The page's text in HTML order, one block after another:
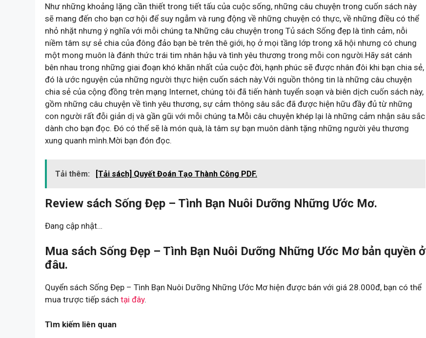
Như những khoảng lặng cần thiết trong tiết tấu của cuộc sống, những câu chuyện trong cuốn sách này
sẽ mang đến cho bạn cơ hội để suy ngẫm và rung động về những chuyện có thực, về những điều có thể
nhỏ nhặt nhưng ý nghĩa với mỗi chúng ta.Những câu chuyện trong Tủ sách Sống đẹp là tình cảm, nỗi
niềm tâm sự sẻ chia của đông đảo bạn bè trên thê giới, họ ở mọi tầng lớp trong xã hội nhưng có chung
một mong muôn là đánh thức trái tim nhân hậu và tình yêu thương trong mỗi con người.Hãy sát cánh
bên nhau trong những giai đoạn khó khăn nhất của cuộc đời, hạnh phúc sẽ được nhân đôi khi bạn chia sẻ,
đó là ước nguyện của những người thực hiện cuốn sách này.Với nguồn thông tin là những câu chuyện
chia sẻ của cộng đồng trên mạng Internet, chúng tôi đã tiến hành tuyển soạn và biên dịch cuốn sách này,
gồm những câu chuyện về tình yêu thương, sự cảm thông sâu sắc đã được hiện hữu đầy đủ từ những
con người rất đỗi giản dị và gần gũi với mỗi chúng ta.Mỗi câu chuyện khép lại là những cảm nhận sâu sắc
dành cho bạn đọc. Đó có thể sẽ là món quà, là tâm sự bạn muôn dành tặng những người yêu thương
xung quanh mình.Mời bạn đón đọc.
Tải thêm: [Tải sách] Quyết Đoán Tạo Thành Công PDF.
Review sách Sống Đẹp – Tình Bạn Nuôi Dưỡng Những Ước Mơ.
Đang cập nhật…
Mua sách Sống Đẹp – Tình Bạn Nuôi Dưỡng Những Ước Mơ bản quyền ở
đâu.
Quyển sách Sống Đẹp – Tình Bạn Nuôi Dưỡng Những Ước Mơ hiện được bán với giá 28.000đ, bạn có thể
mua trược tiếp sách tại đây.
Tìm kiếm liên quan